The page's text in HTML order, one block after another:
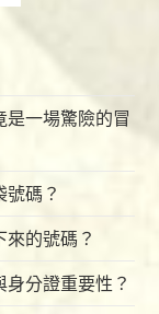
一場驚險的冒
碼？
的號碼？
分證重要性？